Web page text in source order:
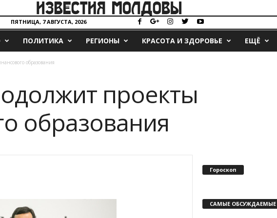
ПЯТНИЦА, 7 АВГУСТА, 2026
ПОЛИТИКА РЕГИОНЫ КРАСОТА И ЗДОРОВЬЕ ЕЩЁ
образования
проекты
образования
Гороскоп
САМЫЕ ОБСУЖДАЕМЫЕ